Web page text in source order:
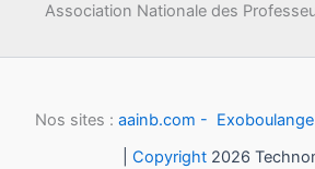
Association Nationale des
Nos sites : aainb.com -
Copyright2026